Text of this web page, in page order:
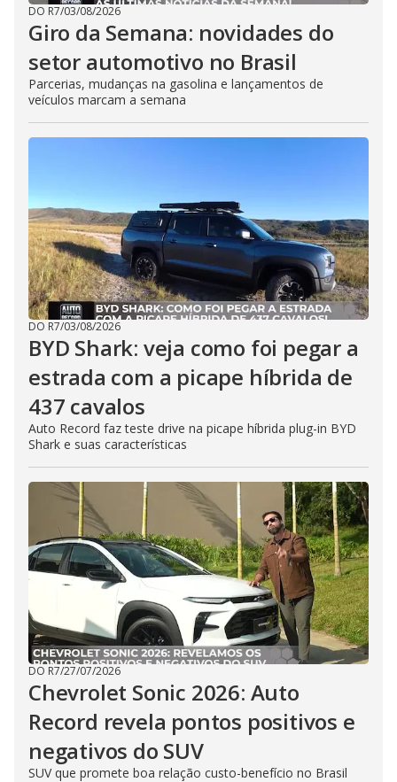
DO R7/03/08/2026
Giro da Semana: novidades do
setor automotivo no Brasil
Parcerias, mudanças na gasolina e lançamentos de
veículos marcam a semana
DO R7/03/08/2026
BYD Shark: veja como foi pegar a
estrada com a picape híbrida de
437 cavalos
Auto Record faz teste drive na picape híbrida plug-in BYD
Shark e suas características
DO R7/27/07/2026
Chevrolet Sonic 2026: Auto
Record revela pontos positivos e
negativos do SUV
SUV que promete boa relação custo-benefício no Brasil